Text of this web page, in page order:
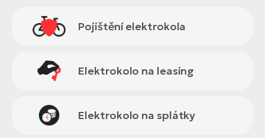
Pojištění elektrokola
Elektrokolo na leasing
Elektrokolo na splátky